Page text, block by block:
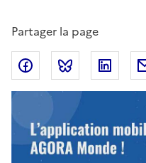
Partager la page
Partager surPartager